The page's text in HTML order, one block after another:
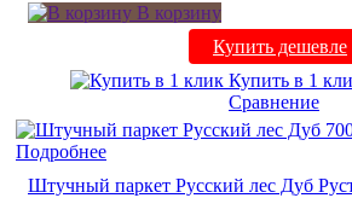
В корзину
Купить дешевле
Купить в 1
Сравнение
Подробнее
Штучный паркет Русский лес Дуб